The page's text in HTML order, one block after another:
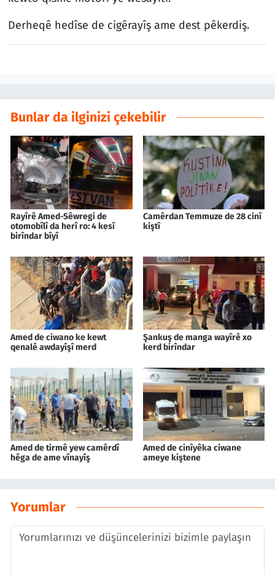
Derheqê hedîse de cigêrayîş ame dest pêkerdiş.
Bunlar da ilginizi çekebilir
Rayîrê Amed-Sêwregi de
otomobîlî da herî ro: 4 kesî
birîndar bîyî
Camêrdan Temmuze de 28 cinî
kiştî
Amed de ciwano ke kewt
qenalê awdayîşî merd
Şankuş de manga wayîrê xo
kerd birîndar
Amed de tirmê yew camêrdî
hêga de ame vînayîş
Amed de cinîyêka ciwane
ameye kiştene
Yorumlar